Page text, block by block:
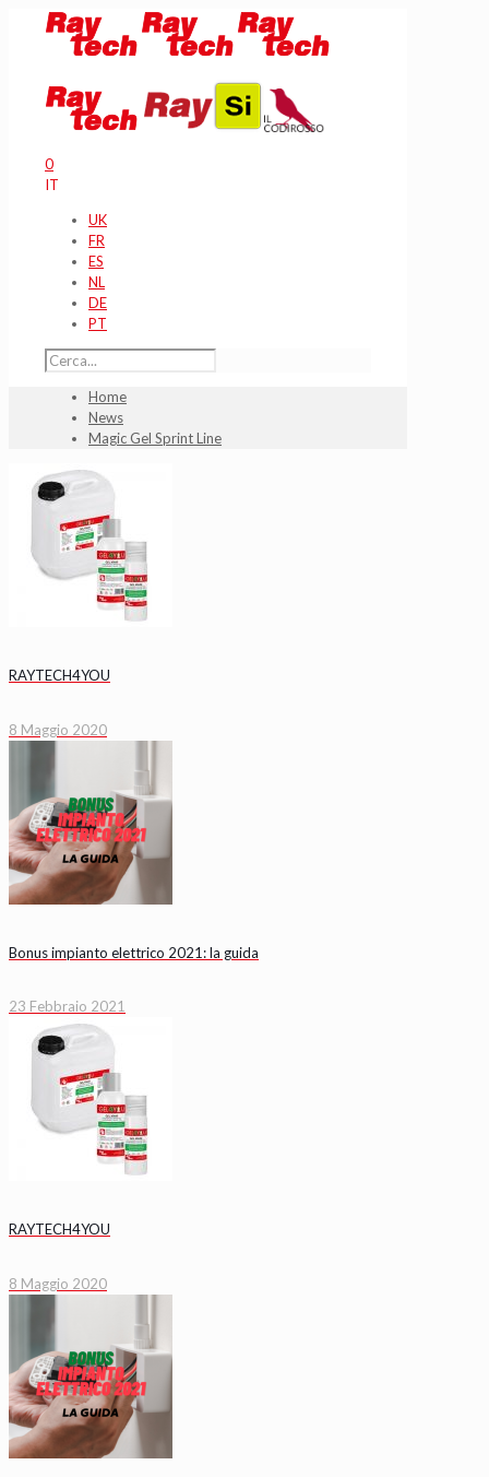
0
IT
UK
FR
ES
NL
DE
PT
Home
News
Magic Gel Sprint Line
RAYTECH4YOU
8 Maggio 2020
Bonus impianto elettrico 2021: la guida
23 Febbraio 2021
RAYTECH4YOU
8 Maggio 2020